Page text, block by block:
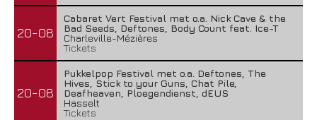
20-08
Cabaret Vert Festival met o.a. Nick Cave & the
Bad Seeds, Deftones, Body Count feat. Ice-T
Charleville-Mézières
Tickets
20-08
Pukkelpop Festival met o.a. Deftones, The
Hives, Stick to your Guns, Chat Pile,
Deafheaven, Ploegendienst, dEUS
Hasselt
Tickets